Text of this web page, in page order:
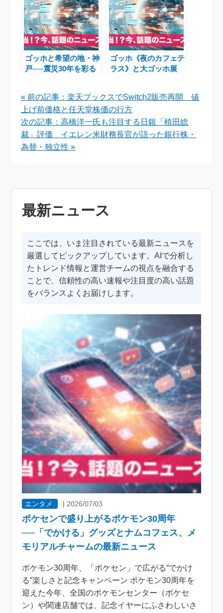
ゴッホと希望の地・神
戸──震災30年を彩る
ート
ゴッホ《夜のカフェテ
ラス》と大ゴッホ展
« 前の記事：楽天ブックスでSwitch2販売再開 値
上げ前価格と任天堂株価の行方
次の記事：高橋洋一氏も注目する日銀「植田総
裁」評価 イエレン米財務長官が語った銀行株・
為替・独立性 »
最新ニュース
ここでは、いま注目されている最新ニュースを
厳選してピックアップしています。AIで分析し
たトレンド情報と運営チームの視点を融合する
ことで、信頼性の高い速報や注目度の高い話題
をバランスよくお届けします。
エンタメ |2026/07/03
ポケセンで盛り上がるポケモン30周年
──「でかける」グッズとナムコフェス、メ
モリアルチャームの最新ニュース
ポケモン30周年、「ポケセン」で広がる“でかけ
る”楽しさと記念キャンペーン ポケモン30周年を
迎えた今年、全国のポケモンセンター（ポケセ
ン）や関連店舗では、記念イヤーにふさわしいさ